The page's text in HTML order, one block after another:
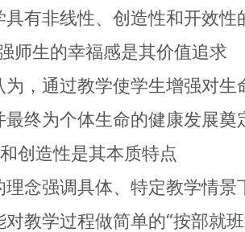
具有非线性、创造性和开效性
师生的幸福感是其价值追求
为，通过教学使学生增强对
最终为个体生命的健康发展奠
创造性是其本质特点
理念强调具体、特定教学情
教学过程做简单的“按部就